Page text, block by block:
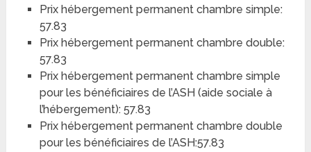
Prix hébergement permanent chambre simple:
57.83
Prix hébergement permanent chambre double:
57.83
Prix hébergement permanent chambre simple
pour les bénéficiaires de l’ASH (aide sociale à
l’hébergement): 57.83
Prix hébergement permanent chambre double
pour les bénéficiaires de l’ASH:57.83